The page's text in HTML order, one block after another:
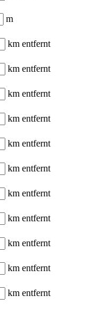
m
km entfernt
km entfernt
km entfernt
km entfernt
km entfernt
km entfernt
km entfernt
km entfernt
km entfernt
km entfernt
km entfernt